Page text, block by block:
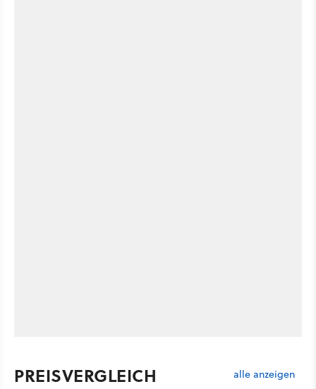
PREISVERGLEICH alle anzeigen